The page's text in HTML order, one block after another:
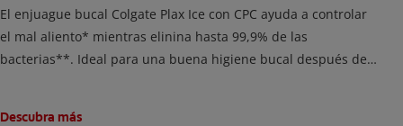
El enjuague bucal Colgate Plax Ice con CPC ayuda a controlar
el mal aliento* mientras elinina hasta 99,9% de las
bacterias**. Ideal para una buena higiene bucal después del
Descubra más